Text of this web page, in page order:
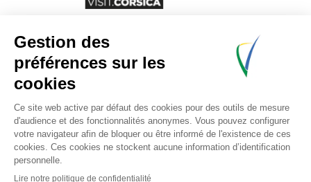
Newsletter
Inscrivez-vous àla lettre d’information
l’Agence du tourisme de la Corse.